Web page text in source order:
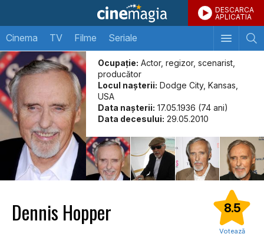
DESCARCA
APLICATIA
Cinema TV Filme Seriale
Ocupație: Actor, regizor, scenarist,
producător
Locul naşterii: Dodge City, Kansas,
USA
Data naşterii: 17.05.1936 (74 ani)
Data decesului: 29.05.2010
Dennis Hopper 8.5
Votează